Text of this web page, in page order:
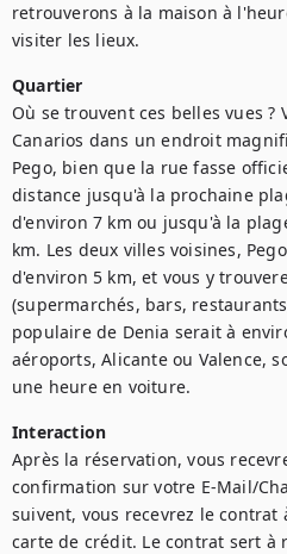
retrouverons à la maison à
visiter les lieux.
Quartier
Où se trouvent ces belles vues ?
Canarios dans un endroit
Pego, bien que la rue fasse
distance jusqu'à la prochaine
d'environ 7 km ou jusqu'à la
km. Les deux villes voisines,
d'environ 5 km, et vous y
(supermarchés, bars,
populaire de Denia serait à
aéroports, Alicante ou Valence,
une heure en voiture.
Interaction
Après la réservation, vous
confirmation sur votre E-Mail/
suivent, vous recevrez le
carte de crédit. Le contrat sert à